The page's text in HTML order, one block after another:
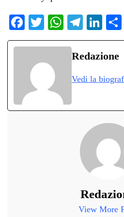
Fa
ce
ok
T
wi
r
W
ha
ts
pp
Te
le
gr
m
Li
nk
ed
Redazione
Vedi la
View More